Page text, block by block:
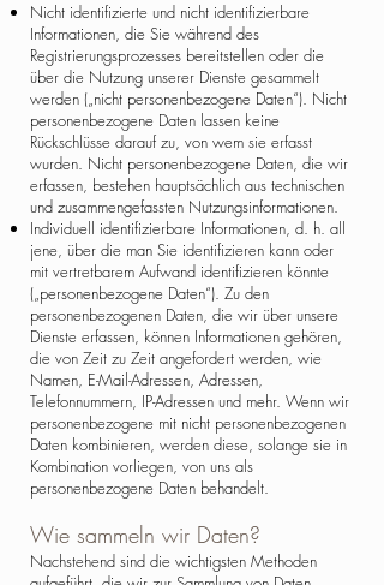
Nicht identifizierte und nicht identifizierbare
Informationen, die Sie während des
Registrierungsprozesses bereitstellen oder die
über die Nutzung unserer Dienste gesammelt
werden („nicht personenbezogene Daten“). Nicht
personenbezogene Daten lassen keine
Rückschlüsse darauf zu, von wem sie erfasst
wurden. Nicht personenbezogene Daten, die wir
erfassen, bestehen hauptsächlich aus technischen
und zusammengefassten Nutzungsinformationen.
Individuell identifizierbare Informationen, d. h. all
jene, über die man Sie identifizieren kann oder
mit vertretbarem Aufwand identifizieren könnte
(„personenbezogene Daten“). Zu den
personenbezogenen Daten, die wir über unsere
Dienste erfassen, können Informationen gehören,
die von Zeit zu Zeit angefordert werden, wie
Namen, E-Mail-Adressen, Adressen,
Telefonnummern, IP-Adressen und mehr. Wenn wir
personenbezogene mit nicht personenbezogenen
Daten kombinieren, werden diese, solange sie in
Kombination vorliegen, von uns als
personenbezogene Daten behandelt.
Wie sammeln wir Daten?
Nachstehend sind die wichtigsten Methoden